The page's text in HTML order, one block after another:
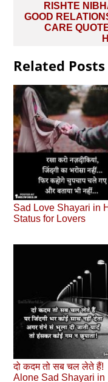
navigation
RISHTE
GOOD
CARE
Related Posts
Sad Love Shayari in
Status for Lovers
दो कदम तो सब चल लेते हैं!
Alone Sad Shayari in